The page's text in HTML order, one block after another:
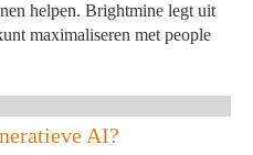
helpen. Brightmine legt uit
maximaliseren met people
AI?